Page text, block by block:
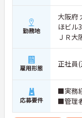
自分の考えを活かし
・採用・営業・シフト
・地域との連携を含
・現場判断の余地が
■ 本部サポートありで
困ったときも一人に
・エリアマネージャ
・人事・法務など専
・労務やトラブルも
勤務地
大阪府
ほビル
ＪＲ大
雇用形態 正社員
応募要件
■実務
■管理